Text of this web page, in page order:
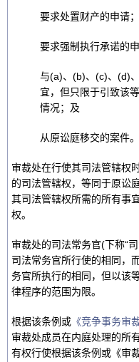
要求处置财产的申请；
要求强制执行承诺的申
与(a)、(b)、(c)、(d)
宜，但只限于引致该
情况；及
从原讼庭移交的案件。
审裁处在行使其司法管辖权
的司法管辖权，等同于原讼
其司法管辖权所需的所有事
权。
审裁处的司法常务官(下称“
司法常务官所行使的相同，
务官所执行的相同，但以该
律程序的范围为限。
根据该条例或 《竞争事务审
审裁处成员在内庭处理的所
有权行使根据该条例或《审